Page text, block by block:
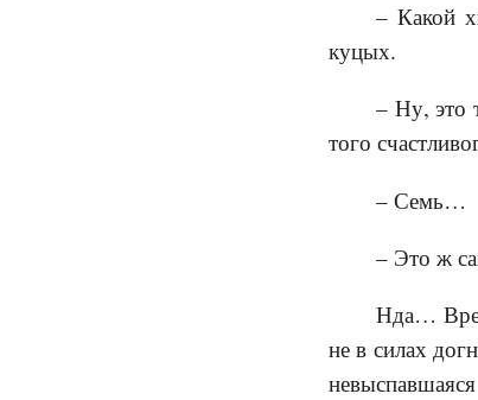
– Какой
куцых.
– Ну, это
того
– Семь…
– Это ж
Нда…
не в силах